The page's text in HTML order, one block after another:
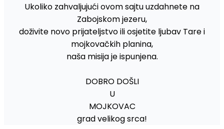
Ukoliko zahvaljujući ovom sajtu uzdahnete na
Zabojskom jezeru,
doživite novo prijateljstvo ili osjetite ljubav Tare i
mojkovačkih planina,
naša misija je ispunjena.
DOBRO DOŠLI
U
MOJKOVAC
grad velikog srca!